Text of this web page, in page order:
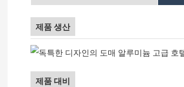
제품 생산
제품 대비